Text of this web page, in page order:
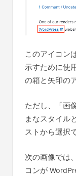
このアイコン
示すために使
の箱と矢印の
ただし、「画
まなスタイル
ストから選択
次の画像では
コンが